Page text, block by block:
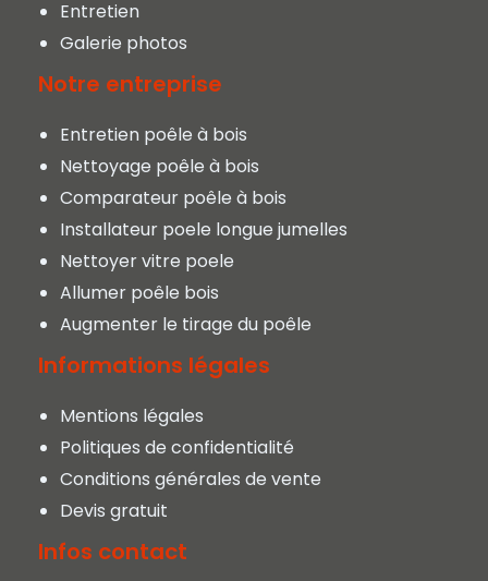
Entretien
Galerie photos
Notre entreprise
Entretien poêle à bois
Nettoyage poêle à bois
Comparateur poêle à bois
Installateur poele longue jumelles
Nettoyer vitre poele
Allumer poêle bois
Augmenter le tirage du poêle
Informations légales
Mentions légales
Politiques de confidentialité
Conditions générales de vente
Devis gratuit
Infos contact